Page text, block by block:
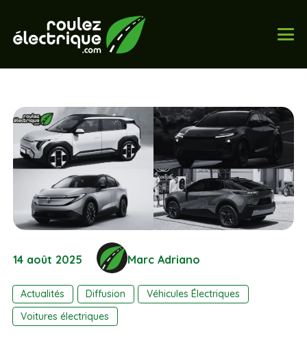
14 août 2025 Marc Adriano
Actualités Diffusion
Véhicules Électriques
Voitures électriques